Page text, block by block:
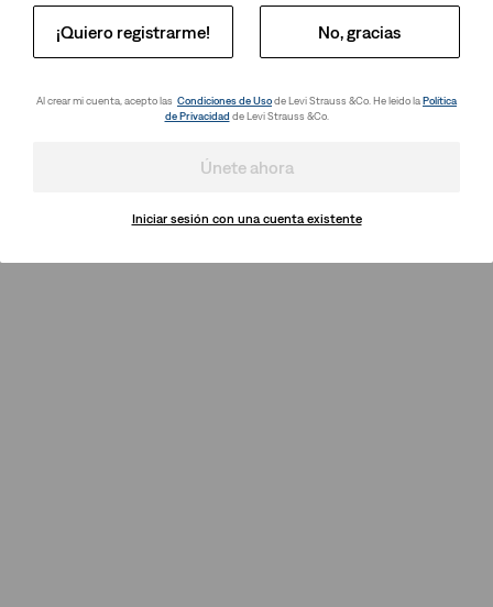
¡Quiero registrarme! No, gracias
Al crear mi cuenta, acepto las Condiciones de Usode Levi Strauss &Co. He leido la Política
de Privacidad de Levi Strauss &Co.
Únete ahora
Iniciar sesión con una cuenta existente